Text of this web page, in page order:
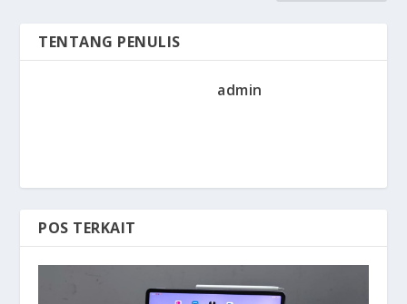
TENTANG PENULIS
admin
POS TERKAIT